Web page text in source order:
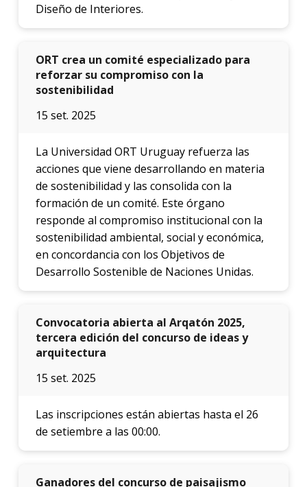
Diseño de Interiores.
ORT crea un comité especializado para
reforzar su compromiso con la
sostenibilidad
15 set. 2025
La Universidad ORT Uruguay refuerza las
acciones que viene desarrollando en materia
de sostenibilidad y las consolida con la
formación de un comité. Este órgano
responde al compromiso institucional con la
sostenibilidad ambiental, social y económica,
en concordancia con los Objetivos de
Desarrollo Sostenible de Naciones Unidas.
Convocatoria abierta al Arqatón 2025,
tercera edición del concurso de ideas y
arquitectura
15 set. 2025
Las inscripciones están abiertas hasta el 26
de setiembre a las 00:00.
Ganadores del concurso de paisajismo